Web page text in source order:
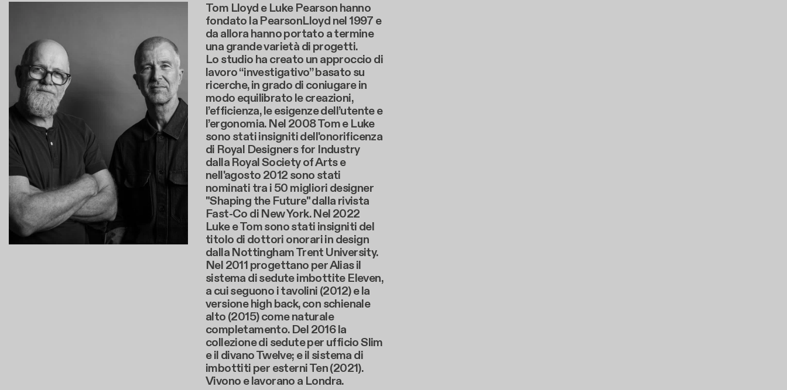
Tom Lloyd e Luke Pearson hanno
fondato la PearsonLloyd nel 1997 e
da allora hanno portato a termine
una grande varietà di progetti.
Lo studio ha creato un approccio di
lavoro “investigativo” basato su
ricerche, in grado di coniugare in
modo equilibrato le creazioni,
l’efficienza, le esigenze dell’utente e
l’ergonomia. Nel 2008 Tom e Luke
sono stati insigniti dell'onorificenza
di Royal Designers for Industry
dalla Royal Society of Arts e
nell'agosto 2012 sono stati
nominati tra i 50 migliori designer
"Shaping the Future" dalla rivista
Fast-Co di New York. Nel 2022
Luke e Tom sono stati insigniti del
titolo di dottori onorari in design
dalla Nottingham Trent University.
Nel 2011 progettano per Alias il
sistema di sedute imbottite Eleven,
a cui seguono i tavolini (2012) e la
versione high back, con schienale
alto (2015) come naturale
completamento. Del 2016 la
collezione di sedute per ufficio Slim
e il divano Twelve; e il sistema di
imbottiti per esterni Ten (2021).
Vivono e lavorano a Londra.